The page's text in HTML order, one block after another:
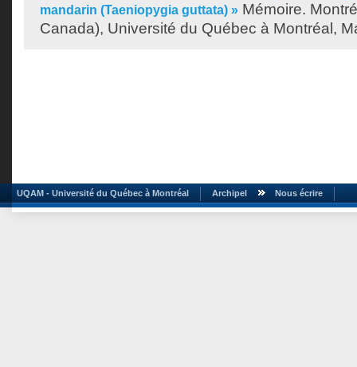
mandarin (Taeniopygia guttata) » Mémoire.
Canada), Université du Québec à Montréal,
UQAM - Université du Québec à Montréal Archipel Nous écrire